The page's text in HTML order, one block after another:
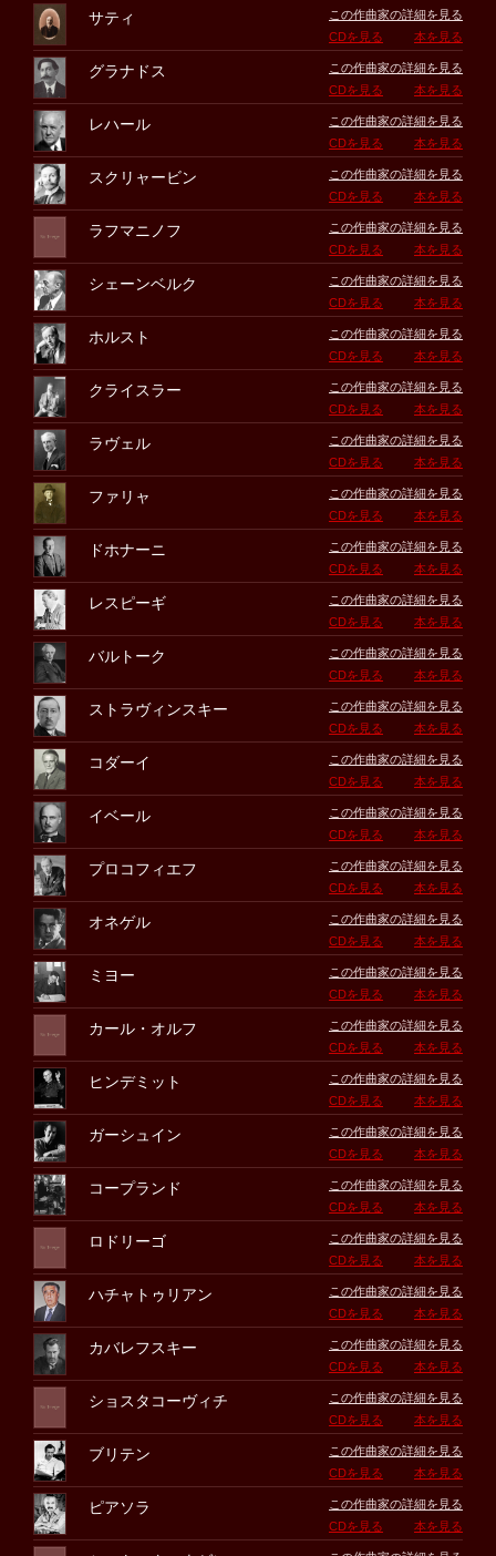
サティ
この作曲家の詳細を見る
CDを見る
本を見る
グラナドス
この作曲家の詳細を見る
CDを見る
本を見る
レハール
この作曲家の詳細を見る
CDを見る
本を見る
スクリャービン
この作曲家の詳細を見る
CDを見る
本を見る
ラフマニノフ
この作曲家の詳細を見る
CDを見る
本を見る
シェーンベルク
この作曲家の詳細を見る
CDを見る
本を見る
ホルスト
この作曲家の詳細を見る
CDを見る
本を見る
クライスラー
この作曲家の詳細を見る
CDを見る
本を見る
ラヴェル
この作曲家の詳細を見る
CDを見る
本を見る
ファリャ
この作曲家の詳細を見る
CDを見る
本を見る
ドホナーニ
この作曲家の詳細を見る
CDを見る
本を見る
レスピーギ
この作曲家の詳細を見る
CDを見る
本を見る
バルトーク
この作曲家の詳細を見る
CDを見る
本を見る
ストラヴィンスキー
この作曲家の詳細を見る
CDを見る
本を見る
コダーイ
この作曲家の詳細を見る
CDを見る
本を見る
イベール
この作曲家の詳細を見る
CDを見る
本を見る
プロコフィエフ
この作曲家の詳細を見る
CDを見る
本を見る
オネゲル
この作曲家の詳細を見る
CDを見る
本を見る
ミヨー
この作曲家の詳細を見る
CDを見る
本を見る
カール・オルフ
この作曲家の詳細を見る
CDを見る
本を見る
ヒンデミット
この作曲家の詳細を見る
CDを見る
本を見る
ガーシュイン
この作曲家の詳細を見る
CDを見る
本を見る
コープランド
この作曲家の詳細を見る
CDを見る
本を見る
ロドリーゴ
この作曲家の詳細を見る
CDを見る
本を見る
ハチャトゥリアン
この作曲家の詳細を見る
CDを見る
本を見る
カバレフスキー
この作曲家の詳細を見る
CDを見る
本を見る
ショスタコーヴィチ
この作曲家の詳細を見る
CDを見る
本を見る
ブリテン
この作曲家の詳細を見る
CDを見る
本を見る
ピアソラ
この作曲家の詳細を見る
CDを見る
本を見る